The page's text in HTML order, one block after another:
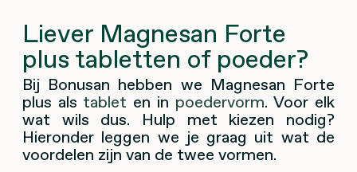
Liever Magnesan Forte
plus tabletten of poeder?
Bij Bonusan hebben we Magnesan Forte
plus als tablet en in poedervorm. Voor elk
wat wils dus. Hulp met kiezen nodig?
Hieronder leggen we je graag uit wat de
voordelen zijn van de twee vormen.